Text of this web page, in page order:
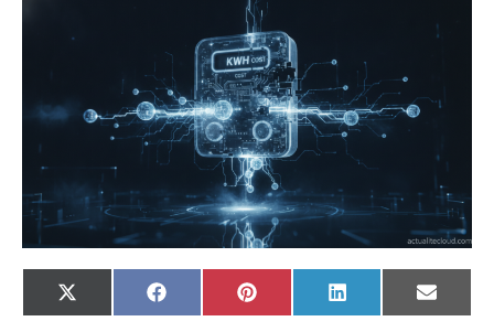
X
(Twitter)
FacebookPinterest LinkedIn
Email